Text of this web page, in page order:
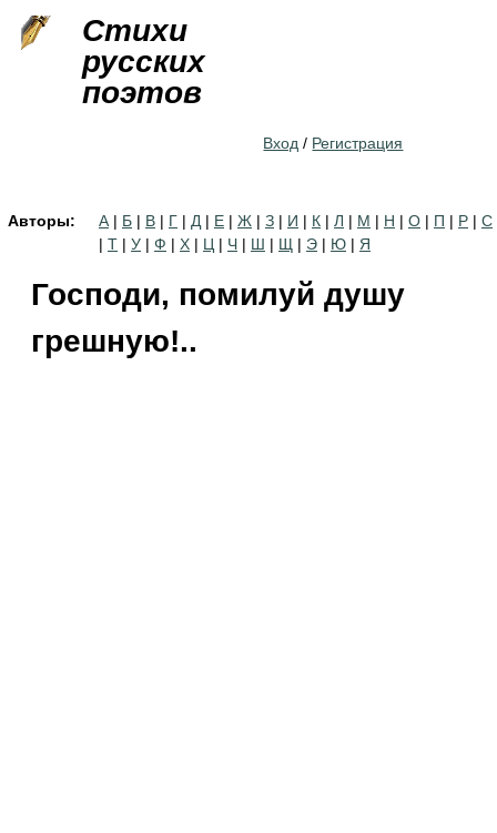
Стихи
русских
поэтов
Вход / Регистрация
Авторы: А | Б | В | Г | Д | Е | Ж | З | И | К | Л | М | Н | О | П | Р | С
| Т | У | Ф | Х | Ц | Ч | Ш | Щ | Э | Ю | Я
Господи, помилуй душу
грешную!..